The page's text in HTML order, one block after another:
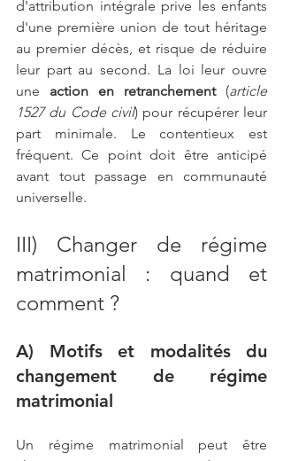
d'attribution intégrale prive les enfants
d'une première union de tout héritage
au premier décès, et risque de réduire
leur part au second. La loi leur ouvre
une action en retranchement (article
1527 du Code civil) pour récupérer leur
part minimale. Le contentieux est
fréquent. Ce point doit être anticipé
avant tout passage en communauté
universelle.
III) Changer de régime
matrimonial : quand et
comment ?
A) Motifs et modalités du
changement de régime
matrimonial
Un régime matrimonial peut être